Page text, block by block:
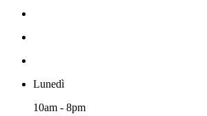
Lunedì
10am - 8pm